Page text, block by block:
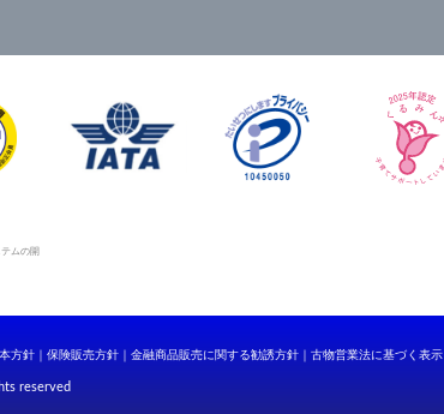
ムの開
方針 保険販売方針 金融商品販売に関する勧誘方針 古物営業法に基づく表示
reserved